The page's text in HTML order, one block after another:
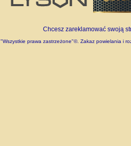
Chcesz zareklamować swoją
"Wszystkie prawa zastrzeżone"©. Zakaz powielania i